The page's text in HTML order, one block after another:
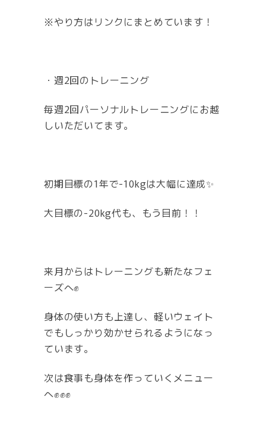
※やり方はリンクにまとめています！
・週2回のトレーニング
毎週2回パーソナルトレーニングにお越
しいただいてます。
初期目標の1年で-10kgは大幅に達成✨
大目標の-20kg代も、もう目前！！
来月からはトレーニングも新たなフェ
ーズへ✊
身体の使い方も上達し、軽いウェイト
でもしっかり効かせられるようになっ
ています。
次は食事も身体を作っていくメニュー
へ✊✊✊